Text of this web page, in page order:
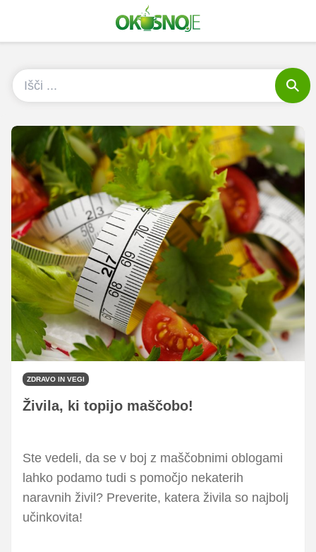
ZDRAVO IN VEGI
Živila, ki topijo maščobo!
Ste vedeli, da se v boj z maščobnimi oblogami
lahko podamo tudi s pomočjo nekaterih
naravnih živil? Preverite, katera živila so najbolj
učinkovita!